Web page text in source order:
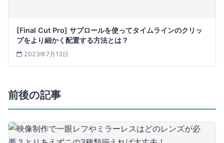
[Final Cut Pro] サブロールを使ってタイムラインのクリッ
プをより細かく配置する方法とは？
2023年7月13日
前後の記事